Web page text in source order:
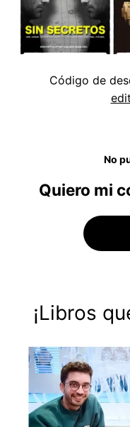
Código de
No
Quiero mi
¡Libros